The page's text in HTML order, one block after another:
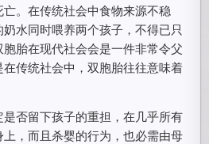
。在传统社会中食物来源不稳
水同时喂养两个孩子，不得已只
胎在现代社会会是一件非常令父
传统社会中，双胞胎往往意味着
否留下孩子的重担，在几乎所有
，而且杀婴的行为，也必需由母